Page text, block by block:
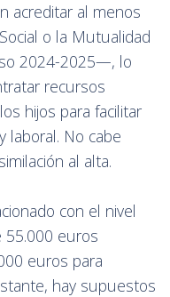
acreditar al menos
o la Mutualidad
2024-2025—, lo
recursos
hijos para facilitar
laboral. No cabe
al alta.
con el nivel
55.000 euros
euros para
hay supuestos